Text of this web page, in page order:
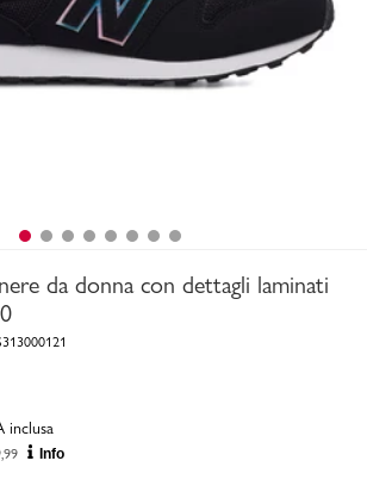
Bambino
da donna con dettagli laminati
inclusa
Info